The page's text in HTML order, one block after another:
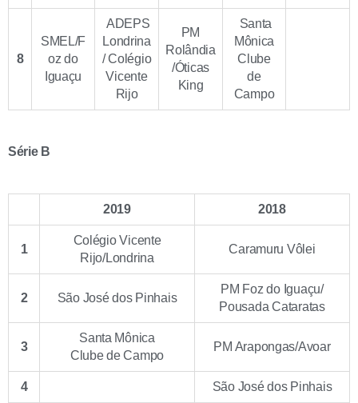
8
SMEL/F
oz do
Iguaçu
ADEPS
Londrina
/ Colégio
Vicente
Rijo
PM
Rolândia
/Óticas
King
Santa
Mônica
Clube
de
Campo
Série B
2019 2018
1
Colégio Vicente
Rijo/Londrina
Caramuru Vôlei
2 São José dos Pinhais
PM Foz do Iguaçu/
Pousada Cataratas
3
Santa Mônica
Clube de Campo
PM Arapongas/Avoar
4 São José dos Pinhais